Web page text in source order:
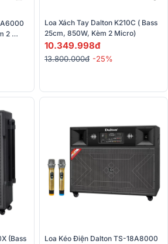
2
Loa Xách Tay Dalton K210C ( Bass
10.349.998đ
13.800.000đ -25%
(Bass
Loa Kéo Điện Dalton TS-18A8000